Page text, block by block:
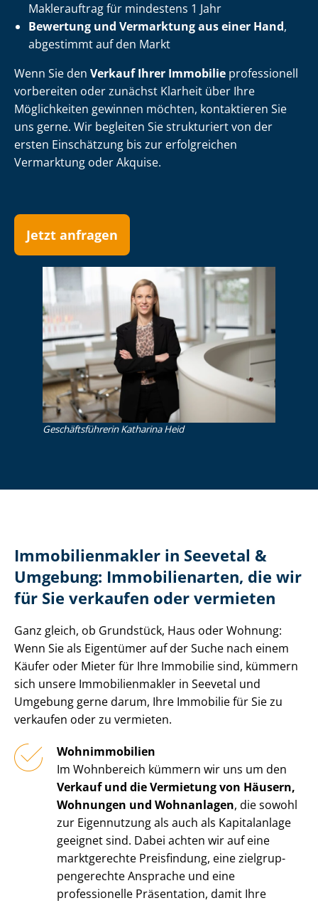
Maklerauftrag für mindestens 1 Jahr
Bewertung und Vermarktung aus einer Hand,
abgestimmt auf den Markt
Wenn Sie den Verkauf Ihrer Immobilie professionell
vorbereiten oder zunächst Klarheit über Ihre
Möglichkeiten gewinnen möchten, kontaktieren Sie
uns gerne. Wir begleiten Sie strukturiert von der
ersten Einschätzung bis zur erfolgreichen
Vermarktung oder Akquise.
Jetzt anfragen
Ge­schäfts­füh­re­rin Katharina Heid
Im­mo­bi­li­en­mak­ler in Seevetal &
Umgebung: Immobilienarten, die wir
für Sie verkaufen oder vermieten
Ganz gleich, ob Grundstück, Haus oder Wohnung:
Wenn Sie als Eigentümer auf der Suche nach einem
Käufer oder Mieter für Ihre Immobilie sind, kümmern
sich unsere Im­mo­bi­li­en­mak­ler in Seevetal und
Umgebung gerne darum, Ihre Immobilie für Sie zu
verkaufen oder zu vermieten.
Wohnimmobilien
Im Wohnbereich kümmern wir uns um den
Verkauf und die Vermietung von Häusern,
Wohnungen und Wohnanlagen, die sowohl
zur Eigennutzung als auch als Kapitalanlage
geeignet sind. Dabei achten wir auf eine
marktgerechte Preisfindung, eine ziel­grup­
pen­ge­rech­te Ansprache und eine
professionelle Präsentation, damit Ihre